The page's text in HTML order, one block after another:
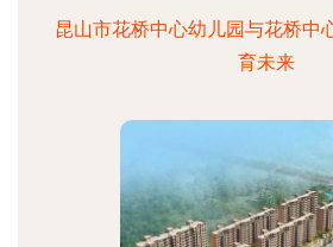
昆山市花桥中心幼儿园与花桥中
育未来